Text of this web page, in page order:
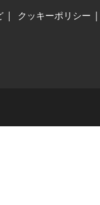
クッキーポリシー